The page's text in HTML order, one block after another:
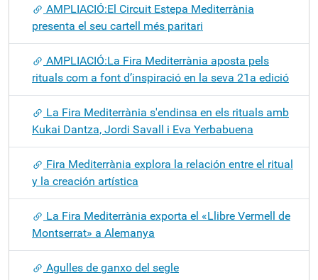
AMPLIACIÓ:El Circuit Estepa Mediterrània
presenta el seu cartell més paritari
AMPLIACIÓ:La Fira Mediterrània aposta pels
rituals com a font d’inspiració en la seva 21a edició
La Fira Mediterrània s'endinsa en els rituals amb
Kukai Dantza, Jordi Savall i Eva Yerbabuena
Fira Mediterrània explora la relación entre el ritual
y la creación artística
La Fira Mediterrània exporta el «Llibre Vermell de
Montserrat» a Alemanya
Agulles de ganxo del segle